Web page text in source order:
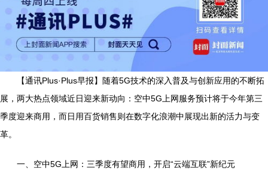
【通讯Plus·Plus早报】随着5G技术的深入普及与创新应用的不断拓
展，两大热点领域近日迎来新动向：空中5G上网服务预计将于今年第三
季度迎来商用，而日用百货销售则在数字化浪潮中展现出新的活力与变
革。
一、空中5G上网：三季度有望商用，开启“云端互联”新纪元